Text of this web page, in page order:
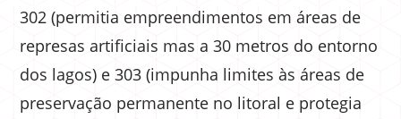
302 (permitia empreendimentos em áreas de
represas artificiais mas a 30 metros do entorno
dos lagos) e 303 (impunha limites às áreas de
preservação permanente no litoral e protegia